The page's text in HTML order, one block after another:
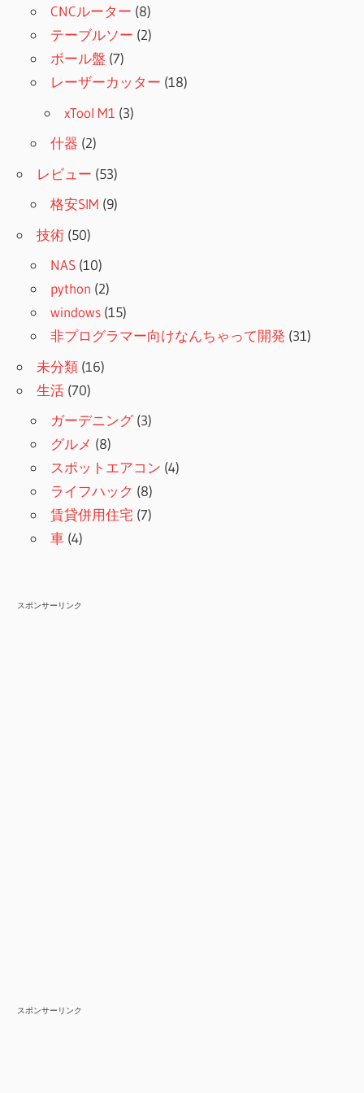
CNCルーター (8)
テーブルソー (2)
ボール盤 (7)
レーザーカッター (18)
xTool M1 (3)
什器 (2)
レビュー (53)
格安SIM (9)
技術 (50)
NAS (10)
python (2)
windows (15)
非プログラマー向けなんちゃって開発 (31)
未分類 (16)
生活 (70)
ガーデニング(3)
グルメ (8)
スポットエアコン (4)
ライフハック (8)
賃貸併用住宅 (7)
車 (4)
スポンサーリンク
スポンサーリンク